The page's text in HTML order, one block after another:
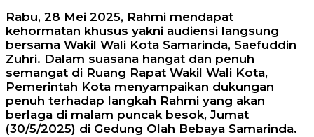
Rabu, 28 Mei 2025, Rahmi mendapat
kehormatan khusus yakni audiensi langsung
bersama Wakil Wali Kota Samarinda, Saefuddin
Zuhri. Dalam suasana hangat dan penuh
semangat di Ruang Rapat Wakil Wali Kota,
Pemerintah Kota menyampaikan dukungan
penuh terhadap langkah Rahmi yang akan
berlaga di malam puncak besok, Jumat
(30/5/2025) di Gedung Olah Bebaya Samarinda.